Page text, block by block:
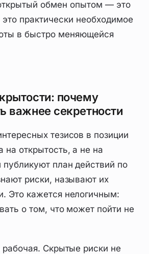
обмен опытом — это
практически необходимое
в быстро меняющейся
почему
важнее секретности
тезисов в позиции
на открытость, а не на
публикуют план действий по
риски, называют их
Это кажется нелогичным:
о том, что может пойти не
рабочая. Скрытые риски не